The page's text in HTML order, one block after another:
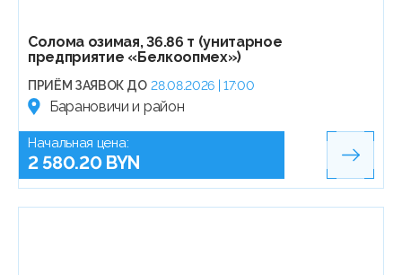
Солома озимая, 36.86 т (унитарное
предприятие «Белкоопмех»)
ПРИЁМ ЗАЯВОК ДО 28.08.2026 | 17:00
Барановичи и район
Начальная цена:
2 580.20 BYN